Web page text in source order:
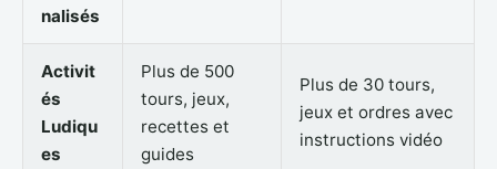
nalisés
Activit
és
Ludiqu
es
Plus de 500
tours, jeux,
recettes et
guides
Plus de 30 tours,
jeux et ordres avec
instructions vidéo